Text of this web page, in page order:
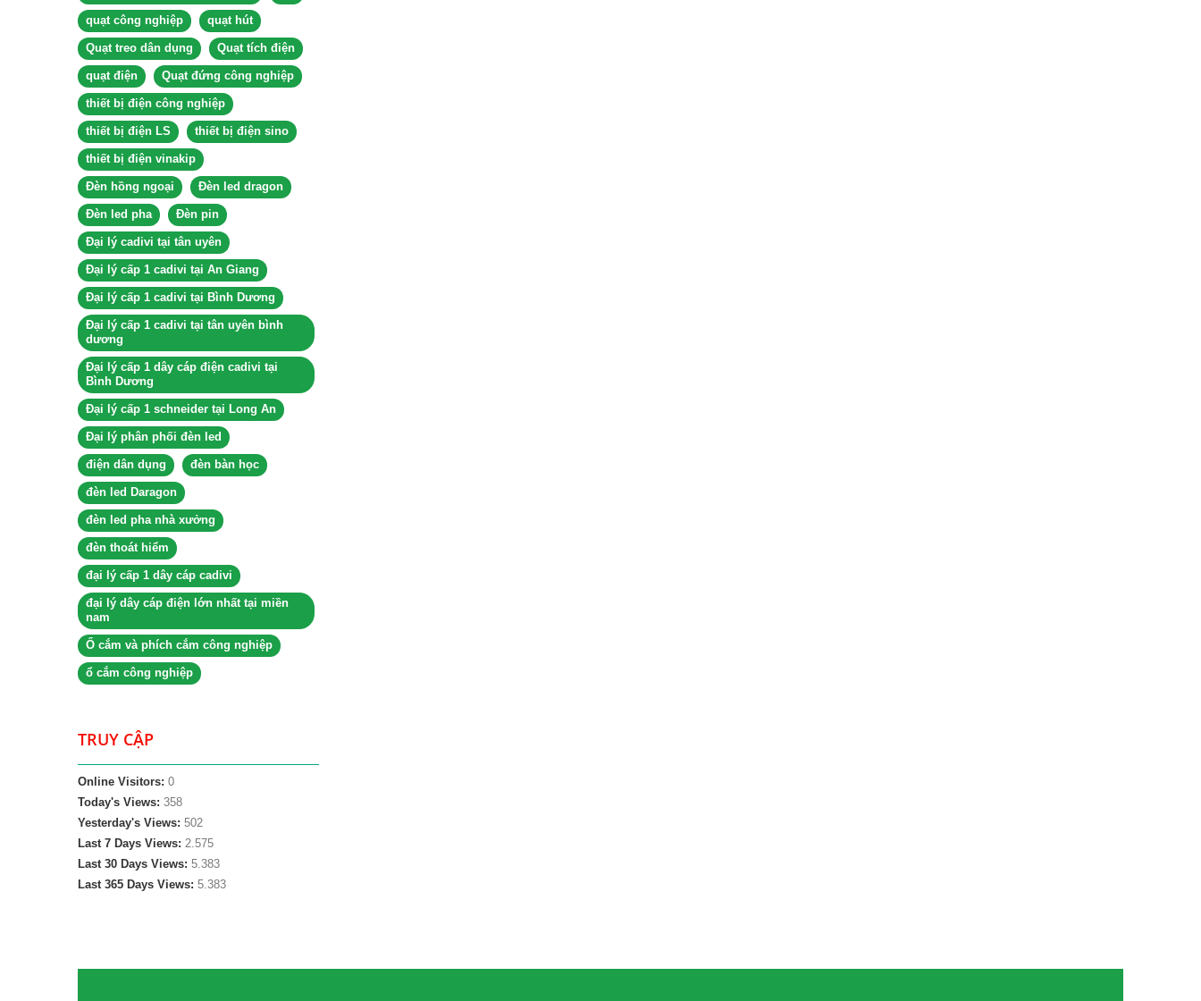
quạt công nghiệp quạt hút
Quạt treo dân dụng Quạt tích điện
quạt điện Quạt đứng công nghiệp
thiết bị điện công nghiệp
thiết bị điện LS thiết bị điện sino
thiết bị điện vinakip
Đèn hồng ngoại Đèn led dragon
Đèn led pha Đèn pin
Đại lý cadivi tại tân uyên
Đại lý cấp 1 cadivi tại An Giang
Đại lý cấp 1 cadivi tại Bình Dương
Đại lý cấp 1 cadivi tại tân uyên bình
dương
Đại lý cấp 1 dây cáp điện cadivi tại
Bình Dương
Đại lý cấp 1 schneider tại Long An
Đại lý phân phối đèn led
điện dân dụng đèn bàn học
đèn led Daragon
đèn led pha nhà xưởng
đèn thoát hiểm
đại lý cấp 1 dây cáp cadivi
đại lý dây cáp điện lớn nhất tại miền
nam
Ổ cắm và phích cắm công nghiệp
ổ cắm công nghiệp
TRUY CẬP
Online Visitors: 0
Today's Views: 358
Yesterday's Views: 502
Last 7 Days Views: 2.575
Last 30 Days Views: 5.383
Last 365 Days Views: 5.383